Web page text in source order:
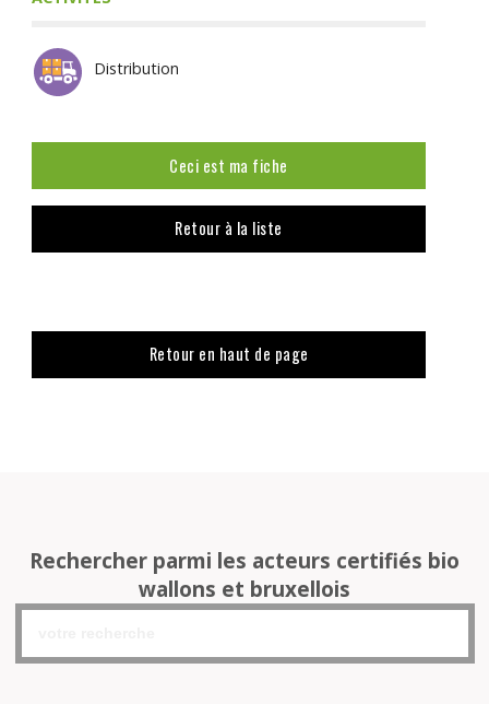
Distribution
Ceci est ma fiche
Retour à la liste
Retour en haut de page
Rechercher parmi les acteurs certifiés bio
wallons et bruxellois